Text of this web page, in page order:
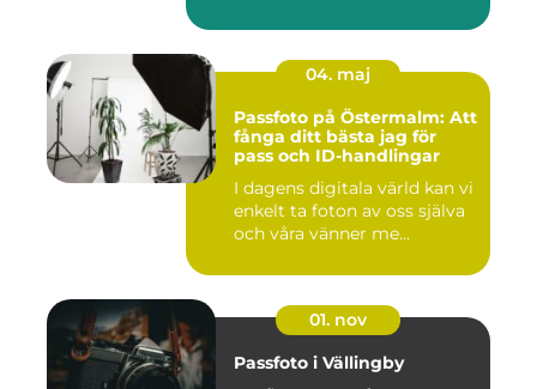
04. maj
Passfoto på Östermalm: Att
fånga ditt bästa jag för
pass och ID-handlingar
I dagens digitala värld kan vi
enkelt ta foton av oss själva
och våra vänner me...
01. nov
Passfoto i Vällingby